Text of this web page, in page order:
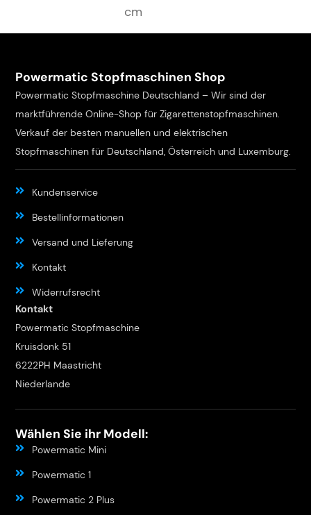
cm
Powermatic Stopfmaschinen Shop
Powermatic Stopfmaschine Deutschland – Wir sind der
marktführende Online-Shop für Zigarettenstopfmaschinen.
Verkauf der besten manuellen und elektrischen
Stopfmaschinen für Deutschland, Österreich und Luxemburg.
Kundenservice
Bestellinformationen
Versand und Lieferung
Kontakt
Widerrufsrecht
Kontakt
Powermatic Stopfmaschine
Kruisdonk 51
6222PH Maastricht
Niederlande
Wählen Sie ihr Modell:
Powermatic Mini
Powermatic 1
Powermatic 2 Plus